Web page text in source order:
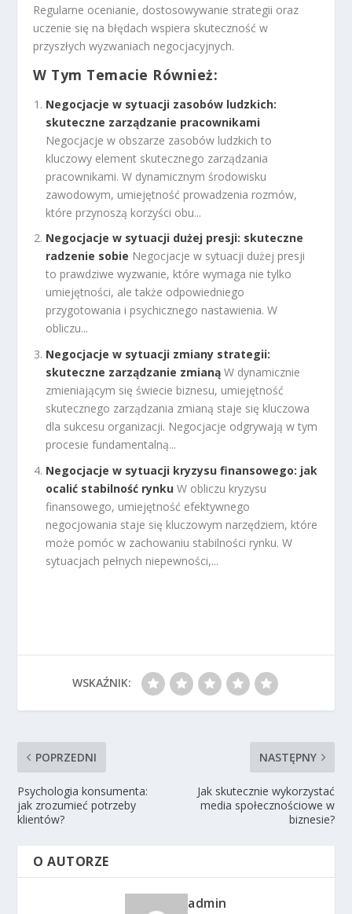
Regularne ocenianie, dostosowywanie strategii oraz
uczenie się na błędach wspiera skuteczność w
przyszłych wyzwaniach negocjacyjnych.
W Tym Temacie Również:
Negocjacje w sytuacji zasobów ludzkich:
skuteczne zarządzanie pracownikami
Negocjacje w obszarze zasobów ludzkich to
kluczowy element skutecznego zarządzania
pracownikami. W dynamicznym środowisku
zawodowym, umiejętność prowadzenia rozmów,
które przynoszą korzyści obu...
Negocjacje w sytuacji dużej presji: skuteczne
radzenie sobie Negocjacje w sytuacji dużej presji
to prawdziwe wyzwanie, które wymaga nie tylko
umiejętności, ale także odpowiedniego
przygotowania i psychicznego nastawienia. W
obliczu...
Negocjacje w sytuacji zmiany strategii:
skuteczne zarządzanie zmianą W dynamicznie
zmieniającym się świecie biznesu, umiejętność
skutecznego zarządzania zmianą staje się kluczowa
dla sukcesu organizacji. Negocjacje odgrywają w tym
procesie fundamentalną...
Negocjacje w sytuacji kryzysu finansowego: jak
ocalić stabilność rynku W obliczu kryzysu
finansowego, umiejętność efektywnego
negocjowania staje się kluczowym narzędziem, które
może pomóc w zachowaniu stabilności rynku. W
sytuacjach pełnych niepewności,...
WSKAŹNIK:
POPRZEDNI
Psychologia konsumenta:
jak zrozumieć potrzeby
klientów?
NASTĘPNY
Jak skutecznie wykorzystać
media społecznościowe w
biznesie?
O AUTORZE
admin